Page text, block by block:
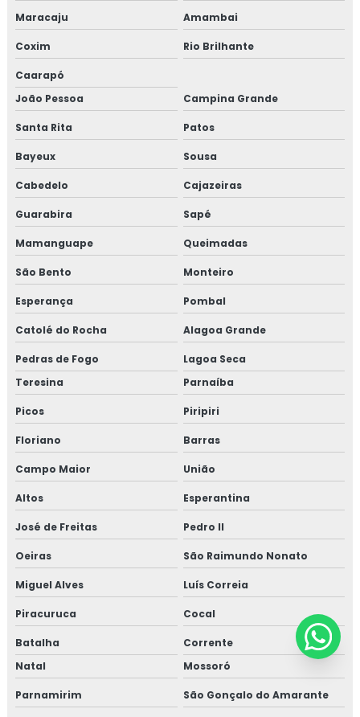
Maracaju Amambai
Coxim Rio Brilhante
Caarapó
João Pessoa
Campina Grande
Santa Rita Patos
Bayeux Sousa
Cabedelo Cajazeiras
Guarabira Sapé
Mamanguape Queimadas
São Bento Monteiro
Esperança Pombal
Catolé do Rocha Alagoa Grande
Pedras de Fogo
Lagoa Seca
Teresina
Parnaíba
Picos Piripiri
Floriano Barras
Campo Maior União
Altos Esperantina
José de Freitas Pedro II
Oeiras São Raimundo Nonato
Miguel Alves Luís Correia
Piracuruca Cocal
Batalha
Corrente
Natal
Mossoró
Parnamirim São Gonçalo do Amarante